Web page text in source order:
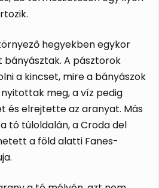
hegyekben egykor
A pásztorok
a kincset, mire a bányászok
meg, a víz pedig
és elrejtette az aranyat. Más
tó túloldalán, a Croda del
a föld alatti Fanes-